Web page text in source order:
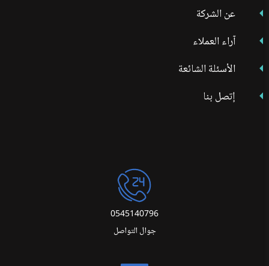
عن الشركة
آراء العملاء
الأسئلة الشائعة
إتصل بنا
0545140796
جوال التواصل